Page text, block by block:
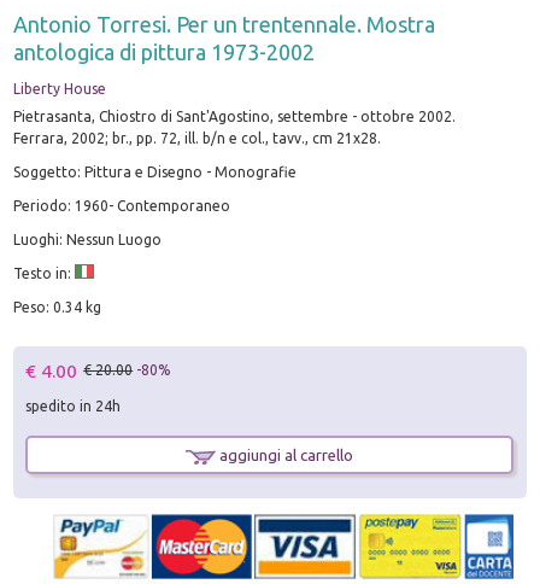
Antonio Torresi. Per un trentennale. Mostra
antologica di pittura 1973-2002
Liberty House
Pietrasanta, Chiostro di Sant'Agostino, settembre - ottobre 2002.
Ferrara, 2002; br., pp. 72, ill. b/n e col., tavv., cm 21x28.
Soggetto: Pittura e Disegno - Monografie
Periodo: 1960- Contemporaneo
Luoghi: Nessun Luogo
Testo in:
Peso: 0.34 kg
€ 4.00 € 20.00 -80%
spedito in 24h
aggiungi al carrello